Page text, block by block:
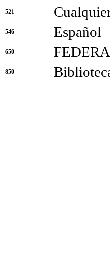
521
546 Español
650
850